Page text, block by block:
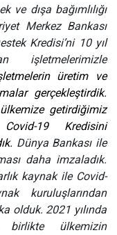
ve dışa bağımlılığı
Merkez Bankası
Kredisi’ni 10 yıl
işletmelerimizle
üretim ve
gerçekleştirdik.
ülkemize getirdiğimiz
19 Kredisini
Dünya Bankası ile
daha imzaladık.
kaynak ile Covid-
kuruluşlarından
olduk. 2021 yılında
birlikte ülkemizin